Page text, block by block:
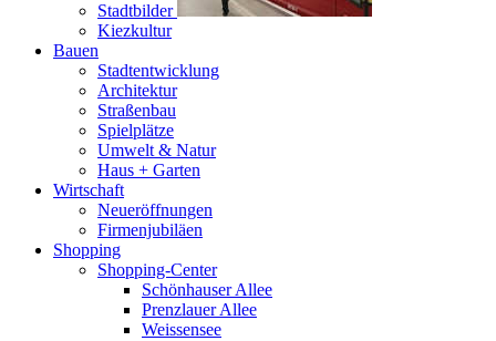
Stadtbilder
Kiezkultur
Bauen
Stadtentwicklung
Architektur
Straßenbau
Spielplätze
Umwelt & Natur
Haus + Garten
Wirtschaft
Neueröffnungen
Firmenjubiläen
Shopping
Shopping-Center
Schönhauser Allee
Prenzlauer Allee
Weissensee